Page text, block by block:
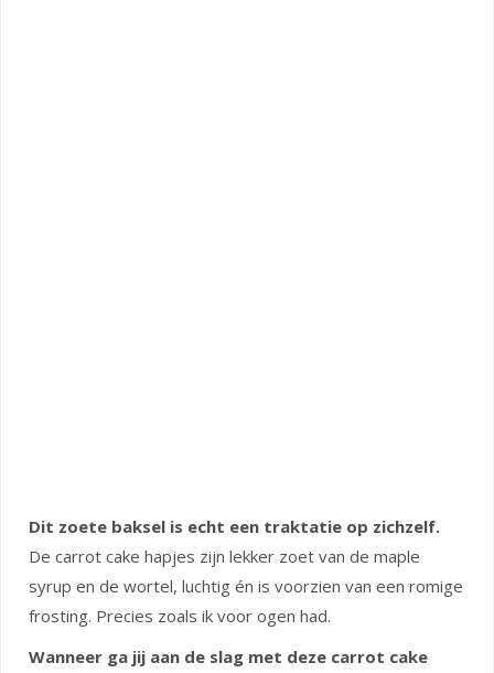
Dit zoete baksel is echt een traktatie op zichzelf.
De carrot cake hapjes zijn lekker zoet van de maple
syrup en de wortel, luchtig én is voorzien van een romige
frosting. Precies zoals ik voor ogen had.
Wanneer ga jij aan de slag met deze carrot cake